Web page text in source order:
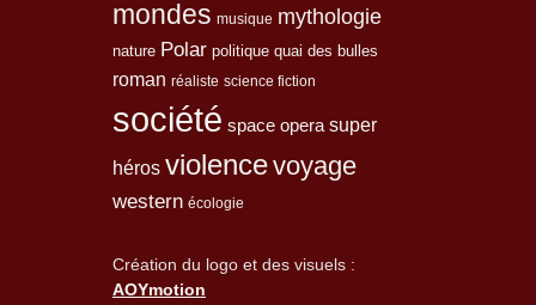
mondes musique mythologie
nature Polar politique quai des bulles
roman réaliste science fiction
société space opera super
héros violencevoyage
western écologie
Création du logo et des visuels :
AOYmotion